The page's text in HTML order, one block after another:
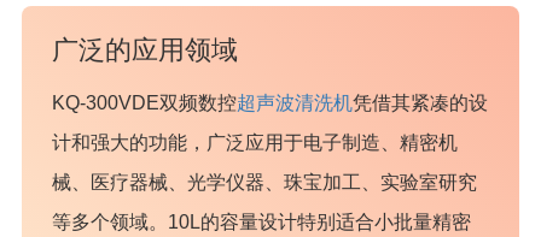
广泛的应用领域
KQ-300VDE双频数控超声波清洗机凭借其紧凑的设
计和强大的功能，广泛应用于电子制造、精密机
械、医疗器械、光学仪器、珠宝加工、实验室研究
等多个领域。10L的容量设计特别适合小批量精密